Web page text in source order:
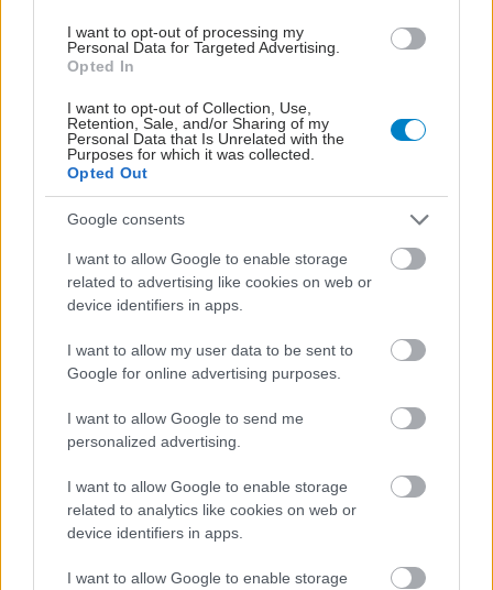
I want to opt-out of processing my
Personal Data for Targeted Advertising.
Opted In
I want to opt-out of Collection, Use,
Retention, Sale, and/or Sharing of my
Personal Data that Is Unrelated with the
Purposes for which it was collected.
Opted Out
Google consents
I want to allow Google to enable storage
related to advertising like cookies on web or
device identifiers in apps.
I want to allow my user data to be sent to
Google for online advertising purposes.
I want to allow Google to send me
personalized advertising.
I want to allow Google to enable storage
related to analytics like cookies on web or
device identifiers in apps.
I want to allow Google to enable storage
ΜΠΕΙΤΕ ΣΤΗ ΣΥΖΗΤΗΣΗ
Loading...